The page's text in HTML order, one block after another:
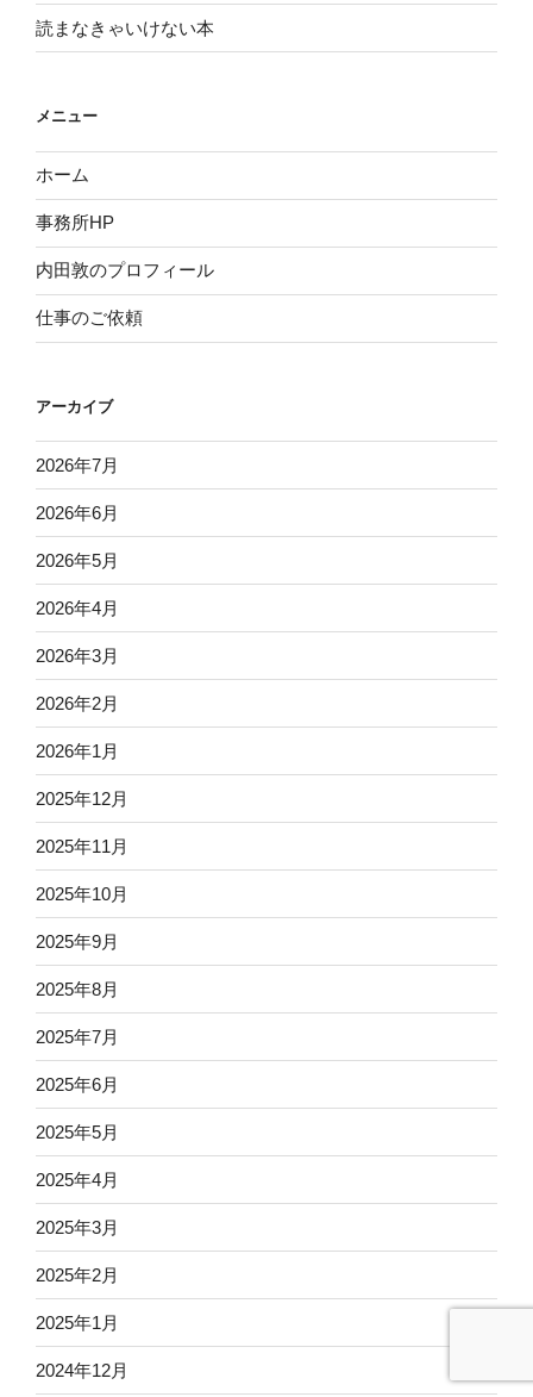
読まなきゃいけない本
メニュー
ホーム
事務所HP
内田敦のプロフィール
仕事のご依頼
アーカイブ
2026年7月
2026年6月
2026年5月
2026年4月
2026年3月
2026年2月
2026年1月
2025年12月
2025年11月
2025年10月
2025年9月
2025年8月
2025年7月
2025年6月
2025年5月
2025年4月
2025年3月
2025年2月
2025年1月
2024年12月